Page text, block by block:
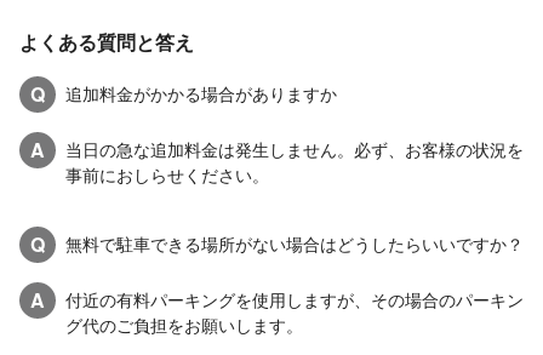
よくある質問と答え
Q
追加料金がかかる場合がありますか
A
当日の急な追加料金は発生しません。必ず、お客様の状況を
事前におしらせください。
Q 無料で駐車できる場所がない場合はどうしたらいいですか？
A
付近の有料パーキングを使用しますが、その場合のパーキン
グ代のご負担をお願いします。